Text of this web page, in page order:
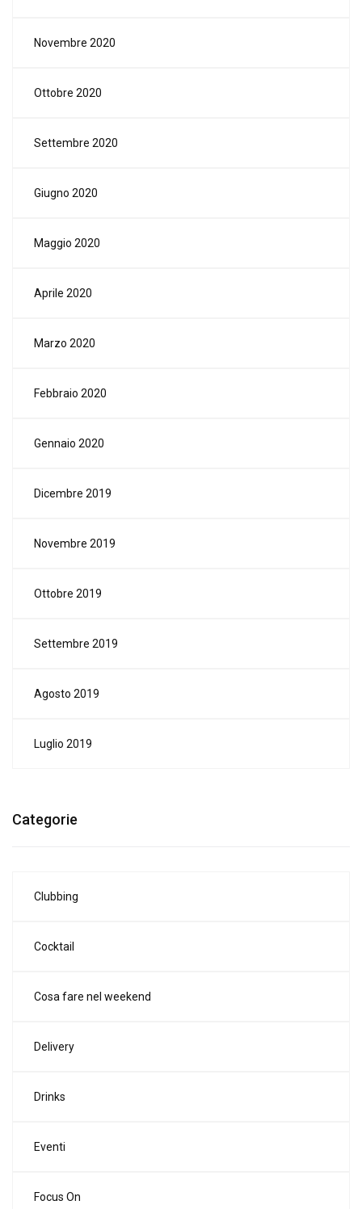
Novembre 2020
Ottobre 2020
Settembre 2020
Giugno 2020
Maggio 2020
Aprile 2020
Marzo 2020
Febbraio 2020
Gennaio 2020
Dicembre 2019
Novembre 2019
Ottobre 2019
Settembre 2019
Agosto 2019
Luglio 2019
Categorie
Clubbing
Cocktail
Cosa fare nel weekend
Delivery
Drinks
Eventi
Focus On